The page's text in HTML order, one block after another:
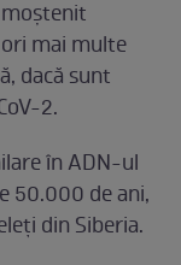
moștenit
mai multe
dacă sunt
2.
în ADN-ul
50.000 de ani,
din Siberia.